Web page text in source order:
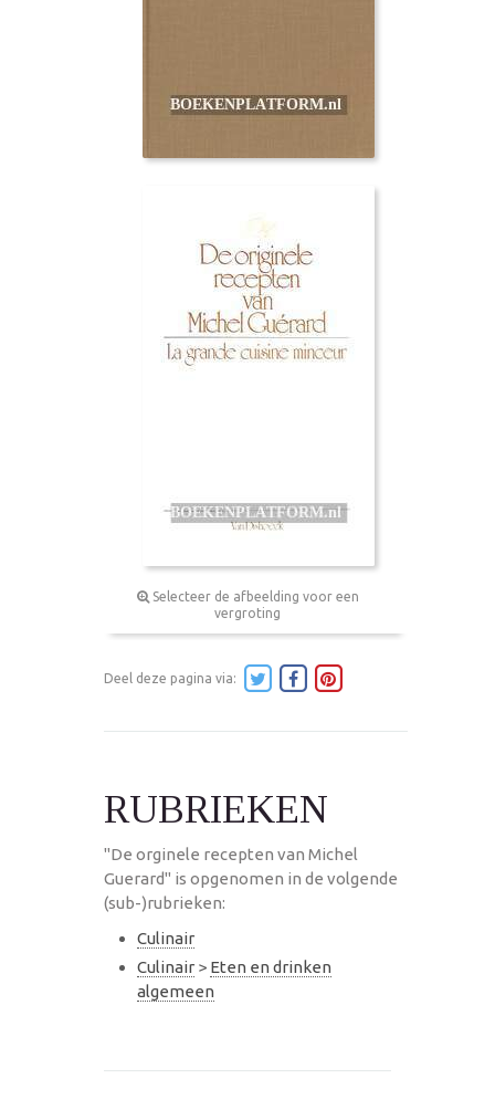
Selecteer de afbeelding voor een
vergroting
Deel deze pagina via:
RUBRIEKEN
"De orginele recepten van Michel
Guerard" is opgenomen in de volgende
(sub-)rubrieken:
Culinair
Culinair > Eten en drinken
algemeen